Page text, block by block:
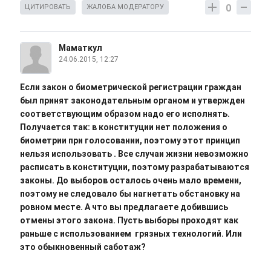
0
ЦИТИРОВАТЬ ЖАЛОБА МОДЕРАТОРУ
Маматкул
24.06.2015, 12:27
Если закон о биометрической регистрации граждан
был принят законодательным органом и утвержден
соответствующим образом надо его исполнять.
Получается так: в конституции нет положения о
биометрии при голосовании, поэтому этот принцип
нельзя использовать . Все случаи жизни невозможно
расписать в конституции, поэтому разрабатываются
законы. До выборов осталось очень мало времени,
поэтому не следовало бы нагнетать обстановку на
ровном месте. А что вы предлагаете добившись
отмены этого закона. Пусть выборы проходят как
раньше с использованием грязных технологий. Или
это обыкновенный саботаж?